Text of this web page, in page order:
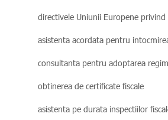
directivele Uniunii Europene
asistenta acordata pentru
consultanta pentru adoptarea
obtinerea de certificate fiscale
asistenta pe durata inspectiilor